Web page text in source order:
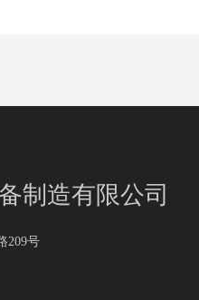
209号
制造有限公司